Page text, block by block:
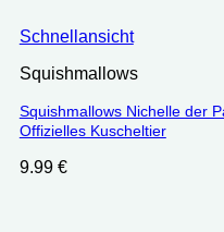
Schnellansicht
Squishmallows
Squishmallows Nichelle der
Offizielles Kuscheltier
9.99 €